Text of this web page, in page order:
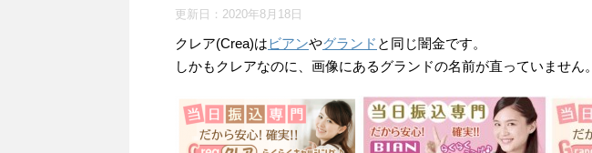
更新日： 2020年8月18日
クレア(Crea)は ビアンやグランド と同じ闇金です。
しかもクレアなのに、画像にあるグランドの名前が直っていません。